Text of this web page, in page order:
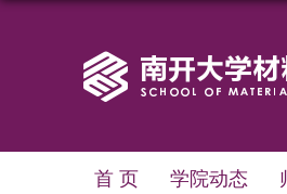
首 页 学院动态